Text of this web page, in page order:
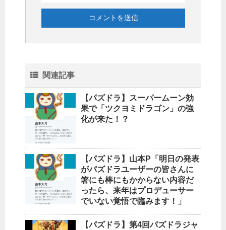
関連記事
【パズドラ】スーパームーン効
果で「ツクヨミドラゴン」の強
化が来た！？
【パズドラ】山本P「明日の発表
がパズドラユーザーの皆さんに
箸にも棒にもかからない内容だ
ったら、来年はプロデューサー
でいない覚悟で臨みます！」
【パズドラ】第4回パズドラジャ